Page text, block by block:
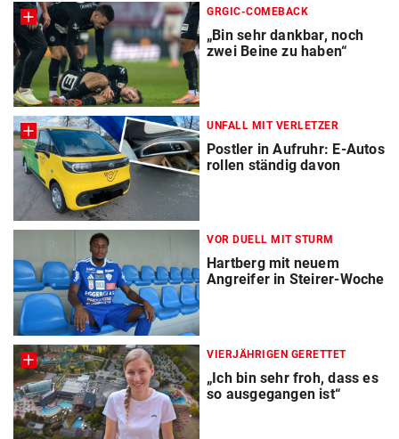
GRGIC-COMEBACK
„Bin sehr dankbar, noch
zwei Beine zu haben“
UNFALL MIT VERLETZER
Postler in Aufruhr: E-Autos
rollen ständig davon
VOR DUELL MIT STURM
Hartberg mit neuem
Angreifer in Steirer-Woche
VIERJÄHRIGEN GERETTET
„Ich bin sehr froh, dass es
so ausgegangen ist“